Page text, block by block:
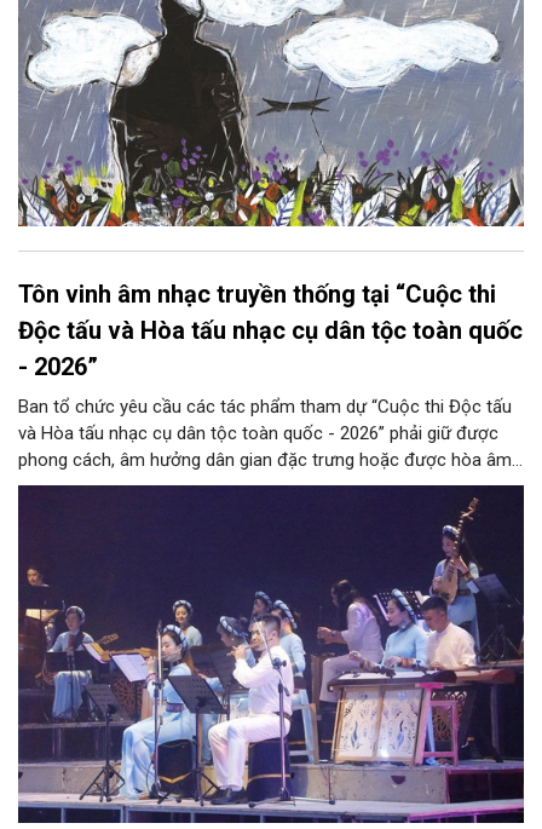
Tôn vinh âm nhạc truyền thống tại “Cuộc thi
Độc tấu và Hòa tấu nhạc cụ dân tộc toàn quốc
- 2026”
Ban tổ chức yêu cầu các tác phẩm tham dự “Cuộc thi Độc tấu
và Hòa tấu nhạc cụ dân tộc toàn quốc - 2026” phải giữ được
phong cách, âm hưởng dân gian đặc trưng hoặc được hòa âm,
phối khí mới trên nền tảng làn điệu âm nhạc truyền thống Việt
Nam, đồng thời phải được trình diễn trực tiếp bằng nhạc cụ dân